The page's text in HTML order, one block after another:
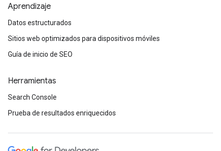
Aprendizaje
Datos estructurados
Sitios web optimizados para dispositivos móviles
Guía de inicio de SEO
Herramientas
Search Console
Prueba de resultados enriquecidos